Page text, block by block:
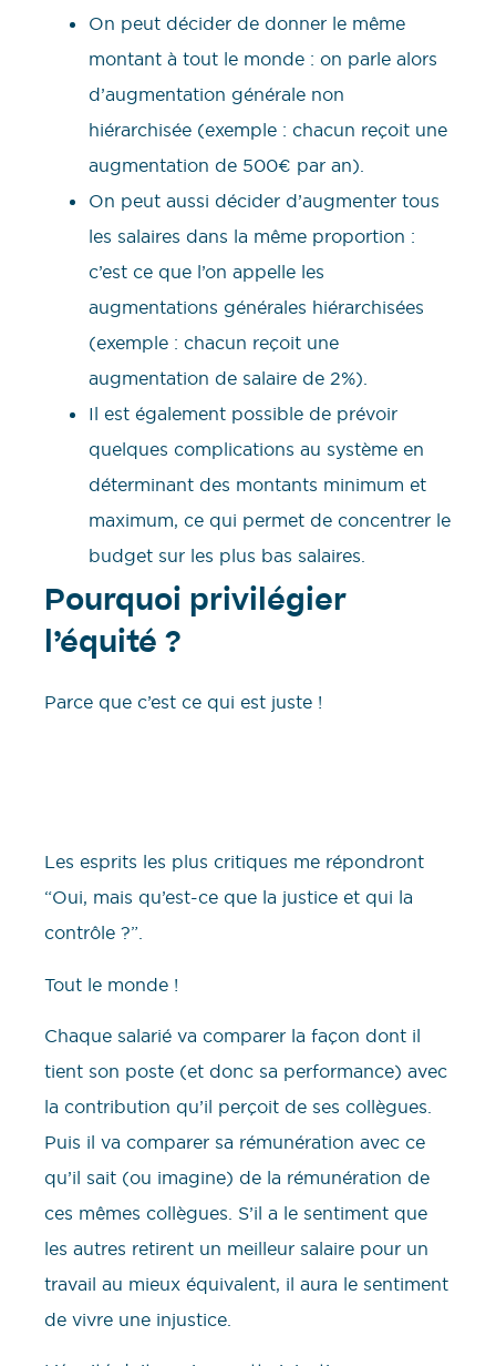
On peut décider de donner le même
montant à tout le monde : on parle alors
d’augmentation générale non
hiérarchisée (exemple : chacun reçoit une
augmentation de 500€ par an).
On peut aussi décider d’augmenter tous
les salaires dans la même proportion :
c’est ce que l’on appelle les
augmentations générales hiérarchisées
(exemple : chacun reçoit une
augmentation de salaire de 2%).
Il est également possible de prévoir
quelques complications au système en
déterminant des montants minimum et
maximum, ce qui permet de concentrer le
budget sur les plus bas salaires.
Pourquoi privilégier
l’équité ?
Parce que c’est ce qui est juste !
Les esprits les plus critiques me répondront
“Oui, mais qu’est-ce que la justice et qui la
contrôle ?”.
Tout le monde !
Chaque salarié va comparer la façon dont il
tient son poste (et donc sa performance) avec
la contribution qu’il perçoit de ses collègues.
Puis il va comparer sa rémunération avec ce
qu’il sait (ou imagine) de la rémunération de
ces mêmes collègues. S’il a le sentiment que
les autres retirent un meilleur salaire pour un
travail au mieux équivalent, il aura le sentiment
de vivre une injustice.